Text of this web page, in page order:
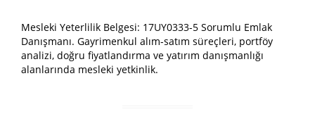
Mesleki Yeterlilik Belgesi: 17UY0333-5 Sorumlu Emlak
Danışmanı. Gayrimenkul alım-satım süreçleri, portföy
analizi, doğru fiyatlandırma ve yatırım danışmanlığı
alanlarında mesleki yetkinlik.